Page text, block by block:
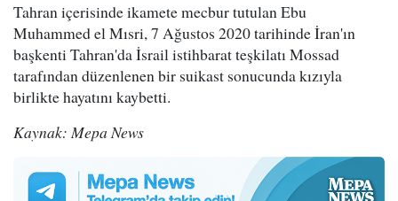
Tahran içerisinde ikamete mecbur tutulan Ebu
Muhammed el Mısri, 7 Ağustos 2020 tarihinde İran'ın
başkenti Tahran'da İsrail istihbarat teşkilatı Mossad
tarafından düzenlenen bir suikast sonucunda kızıyla
birlikte hayatını kaybetti.
Kaynak: Mepa News